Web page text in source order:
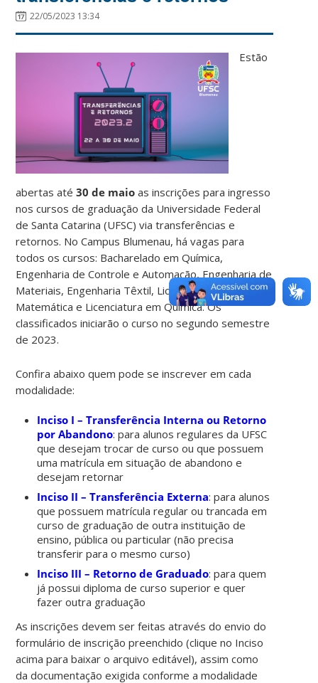
22/05/2023 13:34
Estão
abertas até30 de maio as inscrições para ingresso
nos cursos de graduação da Universidade Federal
de Santa Catarina (UFSC) via transferências e
retornos. No Campus Blumenau, há vagas para
todos os cursos: Bacharelado em Química,
Engenharia de Controle e Automação, Engenharia de
Materiais, Engenharia Têxtil, Licenciatura em
Matemática e Licenciatura em Química. Os
classificados iniciarão o curso no segundo semestre
de 2023.
Confira abaixo quem pode se inscrever em cada
modalidade:
Inciso I – Transferência Interna ou Retorno
por Abandono: para alunos regulares da UFSC
que desejam trocar de curso ou que possuem
uma matrícula em situação de abandono e
desejam retornar
Inciso II – Transferência Externa: para alunos
que possuem matrícula regular ou trancada em
curso de graduação de outra instituição de
ensino, pública ou particular (não precisa
transferir para o mesmo curso)
Inciso III – Retorno de Graduado: para quem
já possui diploma de curso superior e quer
fazer outra graduação
As inscrições devem ser feitas através do envio do
formulário de inscrição preenchido (clique no Inciso
acima para baixar o arquivo editável), assim como
da documentação exigida conforme a modalidade